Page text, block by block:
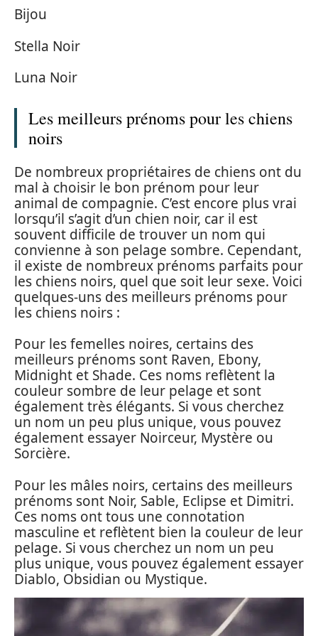
Bijou
Stella Noir
Luna Noir
Les meilleurs prénoms pour les chiens
noirs
De nombreux propriétaires de chiens ont du
mal à choisir le bon prénom pour leur
animal de compagnie. C’est encore plus vrai
lorsqu’il s’agit d’un chien noir, car il est
souvent difficile de trouver un nom qui
convienne à son pelage sombre. Cependant,
il existe de nombreux prénoms parfaits pour
les chiens noirs, quel que soit leur sexe. Voici
quelques-uns des meilleurs prénoms pour
les chiens noirs :
Pour les femelles noires, certains des
meilleurs prénoms sont Raven, Ebony,
Midnight et Shade. Ces noms reflètent la
couleur sombre de leur pelage et sont
également très élégants. Si vous cherchez
un nom un peu plus unique, vous pouvez
également essayer Noirceur, Mystère ou
Sorcière.
Pour les mâles noirs, certains des meilleurs
prénoms sont Noir, Sable, Eclipse et Dimitri.
Ces noms ont tous une connotation
masculine et reflètent bien la couleur de leur
pelage. Si vous cherchez un nom un peu
plus unique, vous pouvez également essayer
Diablo, Obsidian ou Mystique.